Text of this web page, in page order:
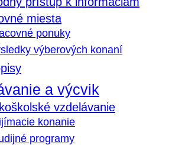
miesta
ponuky
výberových konaní
a výcvik
vzdelávanie
konanie
programy